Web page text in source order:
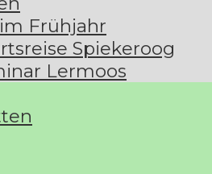
Frühjahr
Spiekeroog
Lermoos